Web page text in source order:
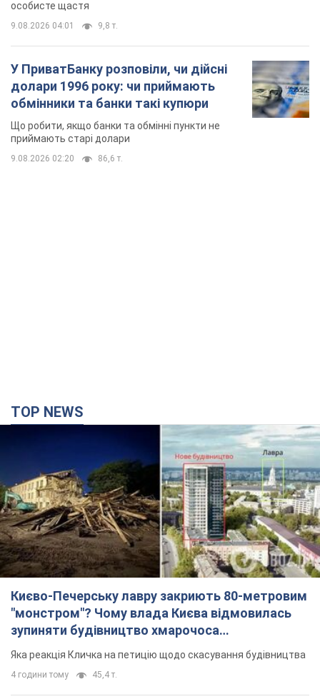
особисте щастя
9.08.2026 04:01 9,8 т.
У ПриватБанку розповіли, чи дійсні
долари 1996 року: чи приймають
обмінники та банки такі купюри
Що робити, якщо банки та обмінні пункти не
приймають старі долари
9.08.2026 02:20 86,6 т.
TOP NEWS
Києво-Печерську лавру закриють 80-метровим
"монстром"? Чому влада Києва відмовилась
зупиняти будівництво хмарочоса
"московського вірянина"
Яка реакція Кличка на петицію щодо скасування будівництва
4 години тому 45,4 т.